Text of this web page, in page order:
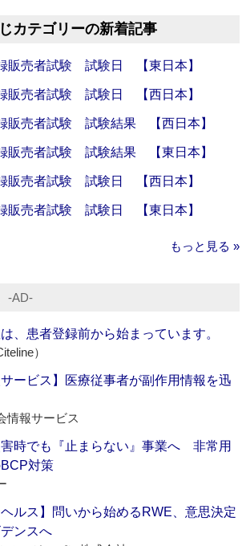
カテゴリーの新着記事
販売者試験 試験日 【東日本】
販売者試験 試験日 【西日本】
販売者試験 試験結果 【西日本】
販売者試験 試験結果 【東日本】
販売者試験 試験日 【西日本】
販売者試験 試験日 【東日本】
もっと見る »
‐AD‐
、患者登録前から始まっています。
）
サービス】医療従事者が副作用情報を迅
情報サービス
害時でも『止まらない』事業へ 非常用
対策
ヘルス】問いから始めるRWE、意思決定
ンスへ